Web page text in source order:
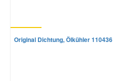
Original Dichtung, Ölkühler 110436